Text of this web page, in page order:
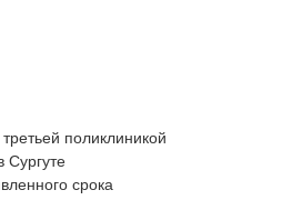
поликлиникой
Сургуте
срока